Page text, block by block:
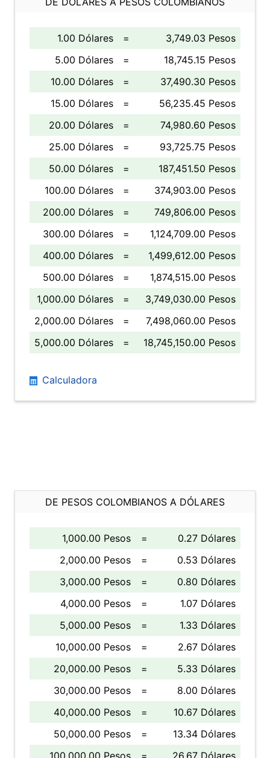
1.00 Dólares =
3,749.03 Pesos
5.00 Dólares
=
18,745.15 Pesos
10.00 Dólares
=
37,490.30 Pesos
15.00 Dólares
=
56,235.45 Pesos
20.00 Dólares
=
74,980.60 Pesos
25.00 Dólares
=
93,725.75 Pesos
50.00 Dólares
=
187,451.50 Pesos
100.00 Dólares
=
374,903.00 Pesos
200.00 Dólares
=
749,806.00 Pesos
300.00 Dólares
=
1,124,709.00 Pesos
400.00 Dólares
=
1,499,612.00 Pesos
500.00 Dólares
=
1,874,515.00 Pesos
1,000.00 Dólares
=
3,749,030.00 Pesos
2,000.00 Dólares
=
7,498,060.00 Pesos
5,000.00 Dólares
= 18,745,150.00 Pesos
Calculadora
DE PESOS COLOMBIANOS A DÓLARES
1,000.00 Pesos =
0.27 Dólares
2,000.00 Pesos
=
0.53 Dólares
3,000.00 Pesos
=
0.80 Dólares
4,000.00 Pesos
=
1.07 Dólares
5,000.00 Pesos
=
1.33 Dólares
10,000.00 Pesos
=
2.67 Dólares
20,000.00 Pesos
=
5.33 Dólares
30,000.00 Pesos
=
8.00 Dólares
40,000.00 Pesos
=
10.67 Dólares
50,000.00 Pesos
=
13.34 Dólares
100,000.00 Pesos
= 26.67 Dólares